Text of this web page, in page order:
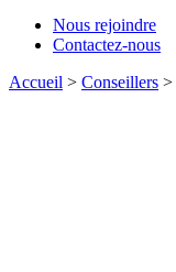
Nous rejoindre
Contactez-nous
Accueil > Conseillers >